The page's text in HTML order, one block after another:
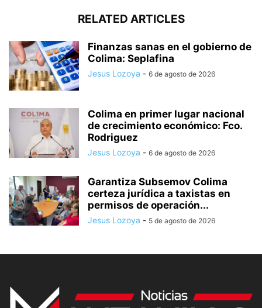
RELATED ARTICLES
Finanzas sanas en el gobierno de
Colima: Seplafina
Jesus Lozoya - 6 de agosto de 2026
Colima en primer lugar nacional
de crecimiento económico: Fco.
Rodriguez
Jesus Lozoya - 6 de agosto de 2026
Garantiza Subsemov Colima
certeza jurídica a taxistas en
permisos de operación...
Jesus Lozoya - 5 de agosto de 2026